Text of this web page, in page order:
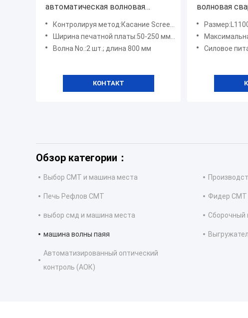
автоматическая волновая
паяльная машина для сборки
печатных плат
Контролируя метод:Касание Screen+PLC
Ширина печатной платы:50-250 мм (W)
Волна No.:2 шт.; длина 800 мм
КОНТАКТ
волновая
Офлайн
200B
Размер:L1100
Максимальная
Силовое
Обзор категории：
Выбор СМТ и машина места
Печь Рефлов СМТ Фидер СМТ
выбор смд и машина места Сборочный
машина волны паяя
Автоматизированный оптический
контроль (АОК)